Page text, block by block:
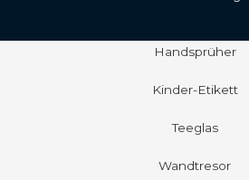
Handsprüher
Kinder-Etikett
Teeglas
Wandtresor